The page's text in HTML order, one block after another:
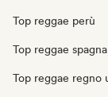
Top reggae perù
Top reggae spagna
Top reggae regno